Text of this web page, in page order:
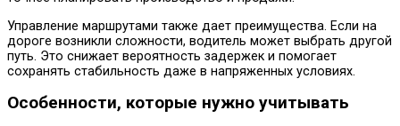
Управление маршрутами также дает преимущества. Если на
дороге возникли сложности, водитель может выбрать другой
путь. Это снижает вероятность задержек и помогает
сохранять стабильность даже в напряженных условиях.
Особенности, которые нужно учитывать